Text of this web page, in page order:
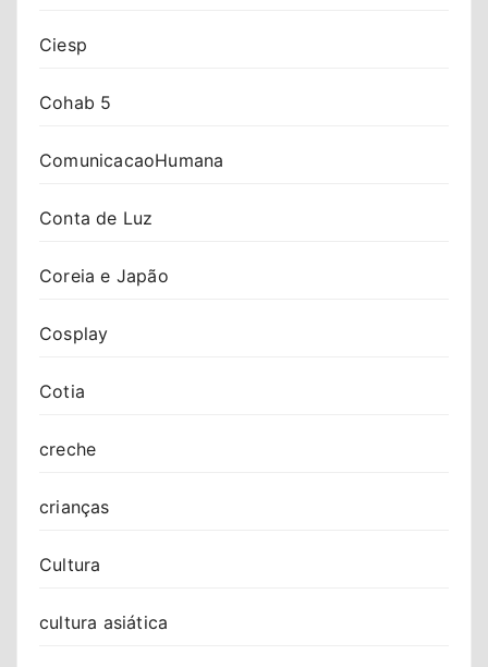
Ciesp
Cohab 5
ComunicacaoHumana
Conta de Luz
Coreia e Japão
Cosplay
Cotia
creche
crianças
Cultura
cultura asiática